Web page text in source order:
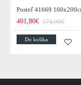
401,80€ 574,00€
Do košíka